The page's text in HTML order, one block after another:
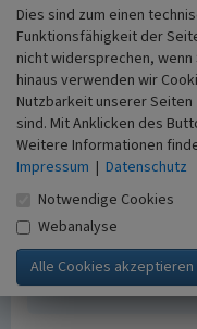
Empfohlene
Urheberrechtlicher
Der hier
geschützt. Die
möglicherweise
Bedingungen, die
Empfohlene
„Katstelle Hulsckes
KuLaDig,
https://
20120229-6
Dies sind zum einen
Funktionsfähigkeit der
nicht widersprechen,
hinaus verwenden wir
Nutzbarkeit unserer
sind. Mit Anklicken des
Weitere Informationen
Impressum | Datenschutz
Notwendige Cookies
Webanalyse